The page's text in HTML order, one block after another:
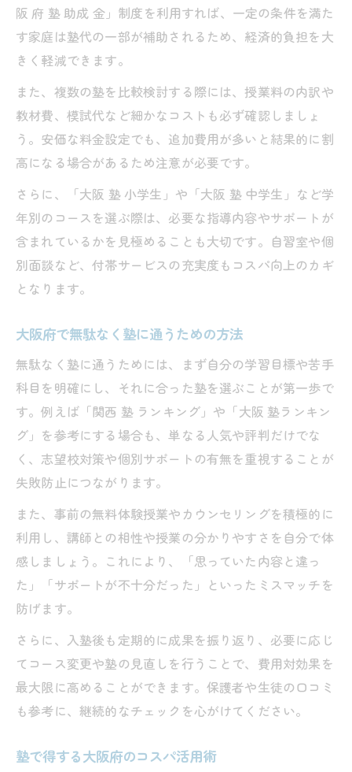
阪 府 塾 助成 金」制度を利用すれば、一定の条件を満た
す家庭は塾代の一部が補助されるため、経済的負担を大
きく軽減できます。
また、複数の塾を比較検討する際には、授業料の内訳や
教材費、模試代など細かなコストも必ず確認しましょ
う。安価な料金設定でも、追加費用が多いと結果的に割
高になる場合があるため注意が必要です。
さらに、「大阪 塾 小学生」や「大阪 塾 中学生」など学
年別のコースを選ぶ際は、必要な指導内容やサポートが
含まれているかを見極めることも大切です。自習室や個
別面談など、付帯サービスの充実度もコスパ向上のカギ
となります。
大阪府で無駄なく塾に通うための方法
無駄なく塾に通うためには、まず自分の学習目標や苦手
科目を明確にし、それに合った塾を選ぶことが第一歩で
す。例えば「関西 塾 ランキング」や「大阪 塾ランキン
グ」を参考にする場合も、単なる人気や評判だけでな
く、志望校対策や個別サポートの有無を重視することが
失敗防止につながります。
また、事前の無料体験授業やカウンセリングを積極的に
利用し、講師との相性や授業の分かりやすさを自分で体
感しましょう。これにより、「思っていた内容と違っ
た」「サポートが不十分だった」といったミスマッチを
防げます。
さらに、入塾後も定期的に成果を振り返り、必要に応じ
てコース変更や塾の見直しを行うことで、費用対効果を
最大限に高めることができます。保護者や生徒の口コミ
も参考に、継続的なチェックを心がけてください。
塾で得する大阪府のコスパ活用術